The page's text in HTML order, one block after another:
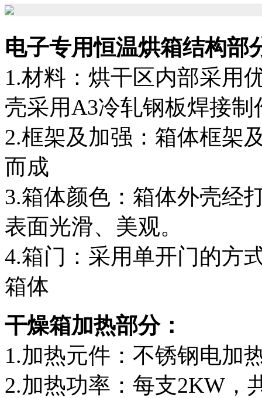
电子专用恒温烘箱结构部
1.材料：烘干区内部采用
壳采用A3冷轧钢板焊接制
2.框架及加强：箱体框架
而成
3.箱体颜色：箱体外壳经
表面光滑、美观。
4.箱门：采用单开门的方
箱体
干燥箱加热部分：
1.加热元件：不锈钢电加
2.加热功率：每支2KW，